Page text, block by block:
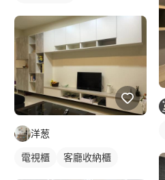
洋葱
電視櫃 客廳收納櫃